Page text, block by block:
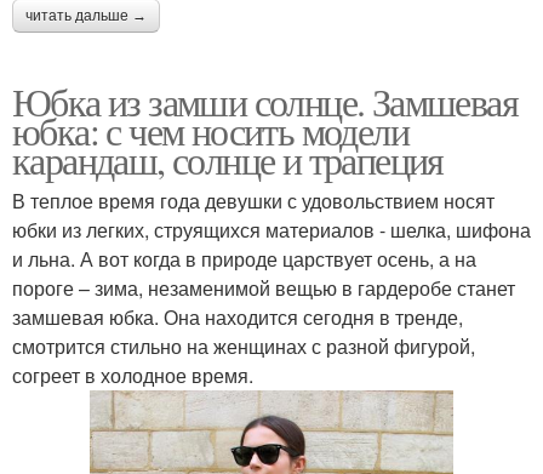
читать дальше →
Юбка из замши солнце. Замшевая
юбка: с чем носить модели
карандаш, солнце и трапеция
В теплое время года девушки с удовольствием носят
юбки из легких, струящихся материалов - шелка, шифона
и льна. А вот когда в природе царствует осень, а на
пороге – зима, незаменимой вещью в гардеробе станет
замшевая юбка. Она находится сегодня в тренде,
смотрится стильно на женщинах с разной фигурой,
согреет в холодное время.